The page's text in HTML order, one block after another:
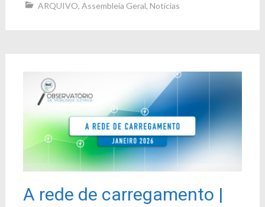
ARQUIVO, Assembleia Geral, Notícias
A rede de carregamento |